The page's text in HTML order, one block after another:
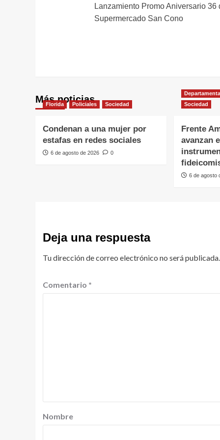
de
entradas
Lanzamiento Promo Aniversario 36
Supermercado San Cono
Más noticias
Florida Policiales Sociedad
Condenan a una mujer por
estafas en redes sociales
6 de agosto de 2026 0
Sociedad
Frente
avanzan
6 de agosto
Deja una respuesta
Tu dirección de correo electrónico no será publicada.
Comentario *
Nombre